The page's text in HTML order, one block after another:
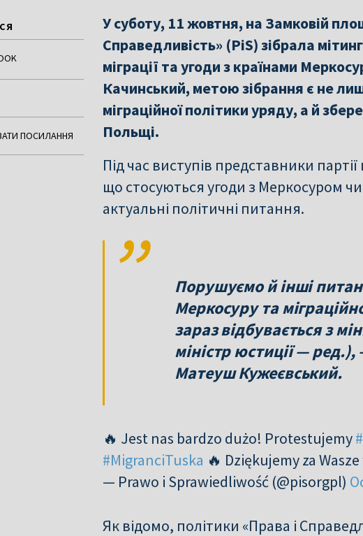
ПОСИЛАННЯ
У суботу, 11 жовтня, на Замковій
Справедливість» (PiS) зібрала
міграції та угоди з країнами
Качинський, метою зібрання є не
міграційної політики уряду, а й
Польщі.
Під час виступів представники
що стосуються угоди з Меркосуром чи
актуальні політичні питання.
Порушуємо й інші
Меркосуру та
зараз відбувається з
міністр юстиції —
Матеуш Кужеєвський.
🔥 Jest nas bardzo dużo! Protestujemy
#MigranciTuska 🔥 Dziękujemy za
— Prawo i Sprawiedliwość (@pisorgpl)
Як відомо, політики «Права і